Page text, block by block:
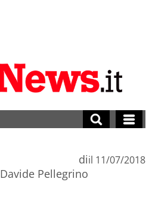
di
Davide Pellegrino
il 11/07/2018